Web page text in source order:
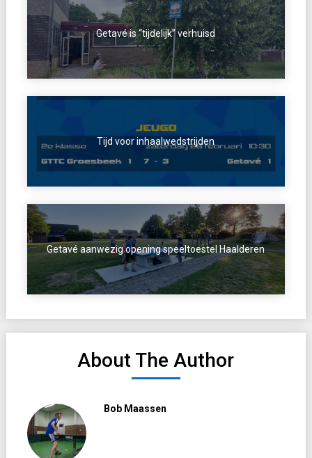
Getavé is “tijdelijk” verhuisd
Tijd voor inhaalwedstrijden
Getavé aanwezig opening speeltoestel Haalderen
About The Author
Bob Maassen